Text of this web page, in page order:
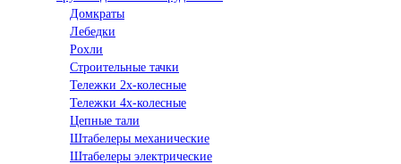
Домкраты
Лебедки
Рохли
Строительные тачки
Тележки 2х-колесные
Тележки 4х-колесные
Цепные тали
Штабелеры механические
Штабелеры электрические